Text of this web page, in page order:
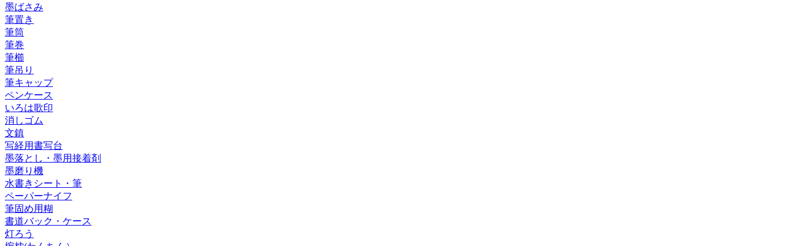
墨ばさみ
筆置き
筆筒
筆巻
筆櫛
筆吊り
筆キャップ
ペンケース
いろは歌印
消しゴム
文鎮
写経用書写台
墨落とし・墨用接着剤
墨磨り機
水書きシート・筆
ペーパーナイフ
筆固め用糊
書道バック・ケース
灯ろう